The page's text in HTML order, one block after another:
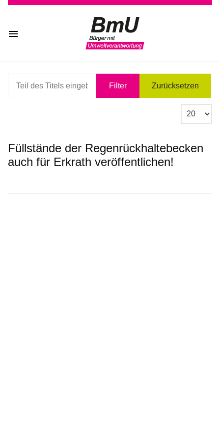
Filter
Zurücksetzen
Anzeige #
Füllstände der Regenrückhaltebecken
auch für Erkrath veröffentlichen!